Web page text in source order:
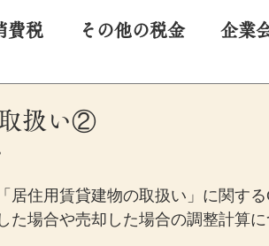
費税 その他の税金 企業
扱い②
居住用賃貸建物の取扱い」に関す
た場合や売却した場合の調整計算に